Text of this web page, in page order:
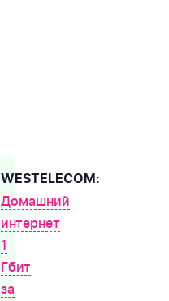
WESTELECOM:
Домашний
интернет
1
Гбит
за